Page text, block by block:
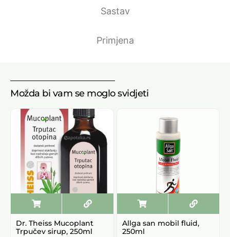
Sastav
Primjena
Možda bi vam se moglo svidjeti
Dr. Theiss Mucoplant
Trpučev sirup, 250ml
Allga san mobil fluid,
250ml